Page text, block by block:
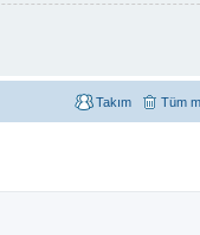
Tüm
Takım